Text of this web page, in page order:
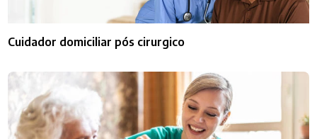
Cuidador domiciliar pós cirurgico